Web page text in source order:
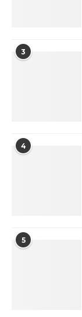
3
4
5